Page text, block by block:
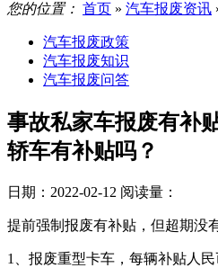
您的位置： 首页 » 汽车报废资讯
汽车报废政策
汽车报废知识
汽车报废问答
事故私家车报废有补
轿车有补贴吗？
日期：2022-02-12 阅读量：
提前强制报废有补贴，但超期没
1、报废重型卡车，每辆补贴人民